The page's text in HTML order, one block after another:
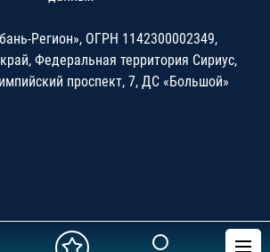
Регион», ОГРН 1142300002349,
Федеральная территория Сириус,
проспект, 7, ДС «Большой»